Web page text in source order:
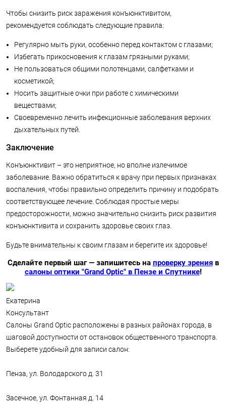
Чтобы снизить риск заражения конъюнктивитом,
рекомендуется соблюдать следующие правила:
Регулярно мыть руки, особенно перед контактом с глазами;
Избегать прикосновения к глазам грязными руками;
Не пользоваться общими полотенцами, салфетками и
косметикой;
Носить защитные очки при работе с химическими
веществами;
Своевременно лечить инфекционные заболевания верхних
дыхательных путей.
Заключение
Конъюнктивит – это неприятное, но вполне излечимое
заболевание. Важно обратиться к врачу при первых признаках
воспаления, чтобы правильно определить причину и подобрать
соответствующее лечение. Соблюдая простые меры
предосторожности, можно значительно снизить риск развития
конъюнктивита и сохранить здоровье своих глаз.
Будьте внимательны к своим глазам и берегите их здоровье!
Сделайте первый шаг — запишитесь на проверку зренияв
салоны оптики "Grand Optic" в Пензе и Спутнике!
Екатерина
Консультант
Салоны Grand Optic расположены в разных районах города, в
шаговой доступности от остановок общественного транспорта.
Выберете удобный для записи салон:
Пенза, ул. Володарского д. 31
Засечное, ул. Фонтанная д. 14